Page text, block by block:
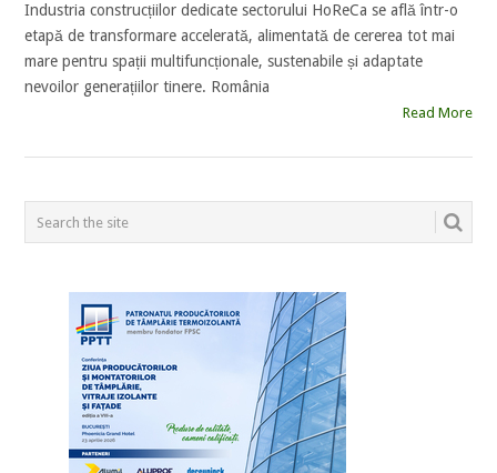
Industria construcțiilor dedicate sectorului HoReCa se află într-o
etapă de transformare accelerată, alimentată de cererea tot mai
mare pentru spații multifuncționale, sustenabile și adaptate
nevoilor generațiilor tinere. România
Read More
POSTS
NAVIGATION